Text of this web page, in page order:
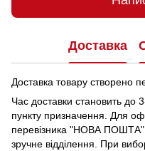
Доставка
Доставка товару
Час доставки становить до
пункту призначення. Для
перевізника "НОВА ПОШТА"
зручне відділення.
При